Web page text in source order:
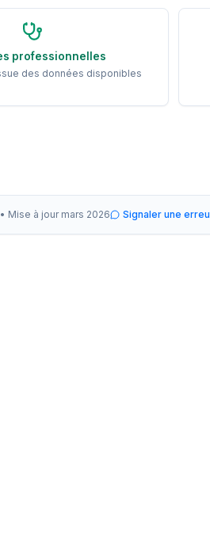
professionnelles
des données disponibles
Mise à jour mars 2026 Signaler une